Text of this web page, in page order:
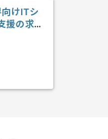
向けITシ
援の求